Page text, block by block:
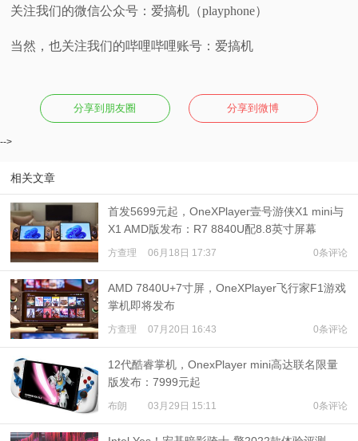
关注我们的微信公众号：爱搞机（playphone）
当然，也关注我们的哔哩哔哩账号：爱搞机
分享到朋友圈 分享到微博
-->
相关文章
首发5699元起，OneXPlayer壹号游侠X1 mini与
X1 AMD版发布：R7 8840U配8.8英寸屏幕
方查理 06月18日 17:37 0条评论
AMD 7840U+7寸屏，OneXPlayer飞行家F1游戏
掌机即将发布
方查理 07月20日 16:43 0条评论
12代酷睿掌机，OnexPlayer mini高达联名限量
版发布：7999元起
布朗 03月29日 15:11 0条评论